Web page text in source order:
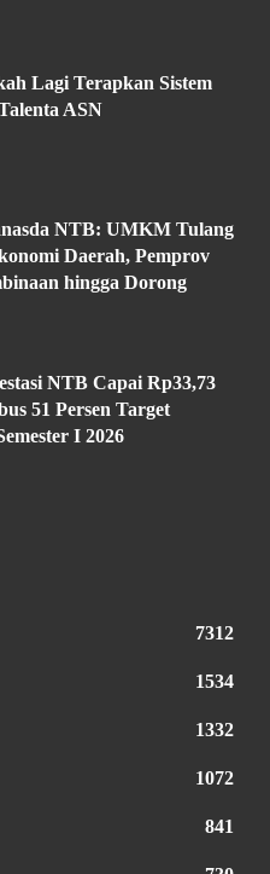
Lagi Terapkan Sistem
ASN
NTB: UMKM Tulang
Daerah, Pemprov
hingga Dorong
NTB Capai Rp33,73
51 Persen Target
I 2026
7312
1534
1332
1072
841